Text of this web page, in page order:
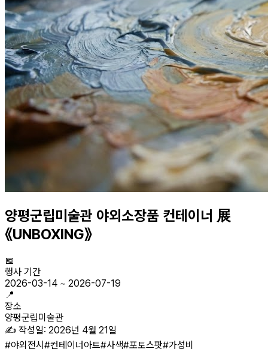
양평군립미술관 야외소장품 컨테이너 展
《UNBOXING》
📅
행사 기간
2026-03-14 ~ 2026-07-19
📍
장소
양평군립미술관
✍️ 작성일: 2026년 4월 21일
#야외전시 #컨테이너아트#사색#포토스팟#가성비